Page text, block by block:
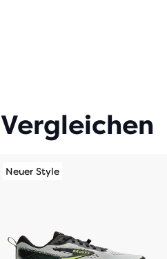
Vergleichen
Neuer Style